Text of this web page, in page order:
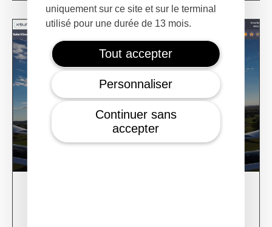
uniquement sur ce site et sur le terminal
utilisé pour une durée de 13 mois.
Tout accepter
Personnaliser
Continuer sans
accepter